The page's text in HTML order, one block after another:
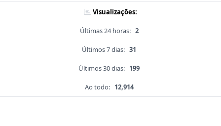
Visualizações:
Últimas 24 horas: 2
Últimos 7 dias: 31
Últimos 30 dias: 199
Ao todo: 12,914